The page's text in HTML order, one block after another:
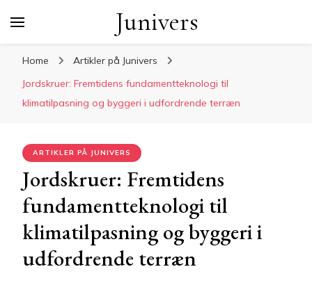
Junivers
Home
Artikler på Junivers
Jordskruer: Fremtidens fundamentteknologi til
klimatilpasning og byggeri i udfordrende terræn
ARTIKLER PÅ JUNIVERS
Jordskruer: Fremtidens
fundamentteknologi til
klimatilpasning og byggeri i
udfordrende terræn